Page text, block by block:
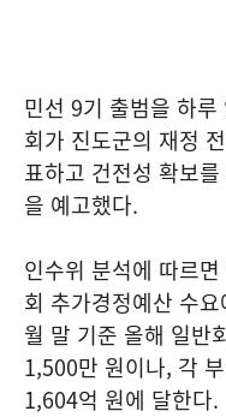
민선 9기 출범을 하
회가 진도군의 재정
표하고 건전성 확보
을 예고했다.
인수위 분석에 따르
회 추가경정예산 수
월 말 기준 올해 일반
1,500만 원이나, 각
1,604억 원에 달한다.